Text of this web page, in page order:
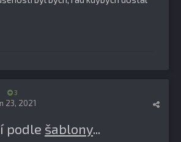
3
23, 2021
podle šablony...